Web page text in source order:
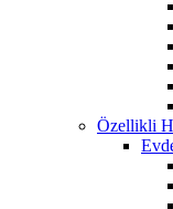
Özellikli